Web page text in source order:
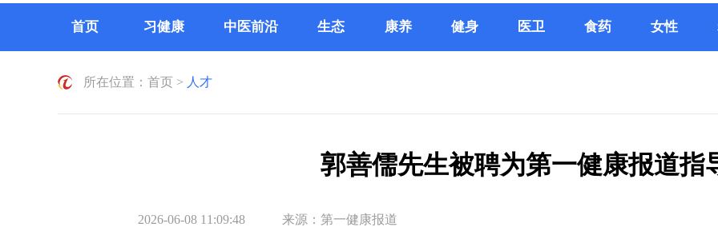
首页 习健康 中医前沿 生态 康养 健身 医卫 食药 女性
所在位置： 首页 > 人才
郭善儒先生被聘为第一健康报道指
2026-06-08 11:09:48 来源：第一健康报道